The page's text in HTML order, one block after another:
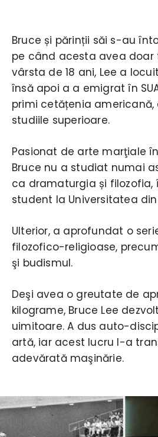
Bruce și părinții săi s-au
pe când acesta avea doar
vârsta de 18 ani, Lee a
însă apoi a a emigrat în
primi cetățenia americană,
studiile superioare.
Pasionat de arte marţiale
Bruce nu a studiat numai
ca dramaturgia și filozofia,
student la Universitatea
Ulterior, a aprofundat o
filozofico-religioase,
şi budismul.
Deşi avea o greutate de
kilograme, Bruce Lee
uimitoare. A dus auto-
artă, iar acest lucru l-a
adevărată maşinărie.